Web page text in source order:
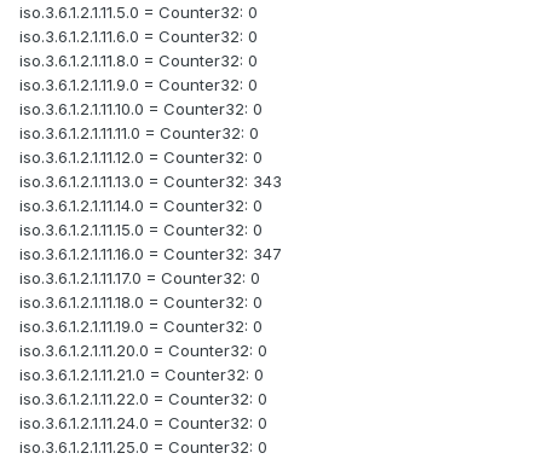
iso.3.6.1.2.1.11.5.0 = Counter32: 0
iso.3.6.1.2.1.11.6.0 = Counter32: 0
iso.3.6.1.2.1.11.8.0 = Counter32: 0
iso.3.6.1.2.1.11.9.0 = Counter32: 0
iso.3.6.1.2.1.11.10.0 = Counter32: 0
iso.3.6.1.2.1.11.11.0 = Counter32: 0
iso.3.6.1.2.1.11.12.0 = Counter32: 0
iso.3.6.1.2.1.11.13.0 = Counter32: 343
iso.3.6.1.2.1.11.14.0 = Counter32: 0
iso.3.6.1.2.1.11.15.0 = Counter32: 0
iso.3.6.1.2.1.11.16.0 = Counter32: 347
iso.3.6.1.2.1.11.17.0 = Counter32: 0
iso.3.6.1.2.1.11.18.0 = Counter32: 0
iso.3.6.1.2.1.11.19.0 = Counter32: 0
iso.3.6.1.2.1.11.20.0 = Counter32: 0
iso.3.6.1.2.1.11.21.0 = Counter32: 0
iso.3.6.1.2.1.11.22.0 = Counter32: 0
iso.3.6.1.2.1.11.24.0 = Counter32: 0
iso.3.6.1.2.1.11.25.0 = Counter32: 0